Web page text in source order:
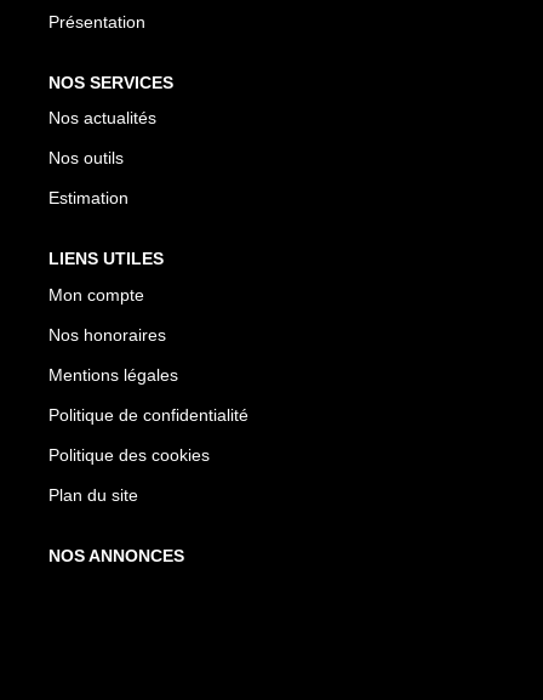
Présentation
NOS SERVICES
Nos actualités
Nos outils
Estimation
LIENS UTILES
Mon compte
Nos honoraires
Mentions légales
Politique de confidentialité
Politique des cookies
Plan du site
NOS ANNONCES